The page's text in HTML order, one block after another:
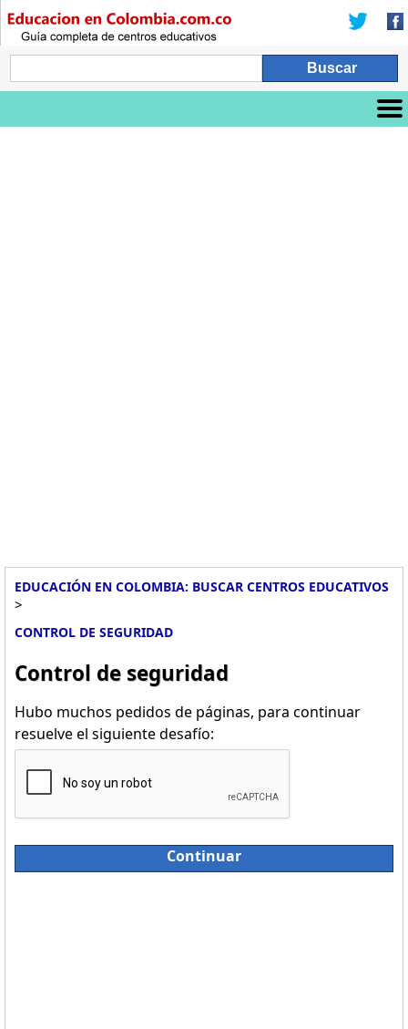
EDUCACIÓN EN COLOMBIA: BUSCAR CENTROS EDUCATIVOS
>
CONTROL DE SEGURIDAD
Control de seguridad
Hubo muchos pedidos de páginas, para continuar
resuelve el siguiente desafío:
Continuar